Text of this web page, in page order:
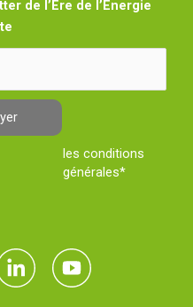
de l’Ère de l’Énergie
les conditions
générales*